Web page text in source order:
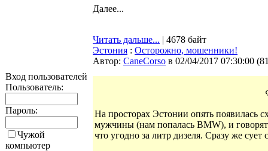
Вход пользователей
Пользователь:
Пароль:
Чужой
компьютер
Далее...
Читать дальше... | 4678 байт
Эстония : Осторожно, мошенники!
Автор: CaneCorso в 02/04/2017 07:30:00 (
На просторах Эстонии опять появилась
мужчины (нам попалась BMW), и говорят
что угодно за литр дизеля. Сразу же